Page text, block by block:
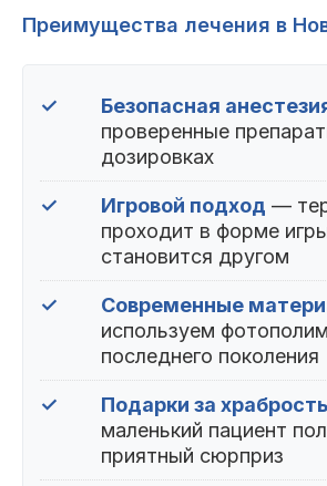
Преимущества лечения в
✓ Безопасная
проверенные
дозировках
✓ Игровой подход —
проходит в форме
становится другом
✓ Современные
используем
последнего поколения
✓ Подарки за храбрость
маленький пациент
приятный сюрприз